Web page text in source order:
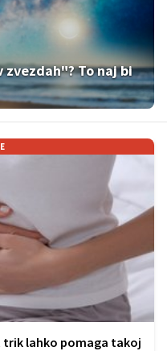
zvezdah"? To naj bi
trik lahko pomaga takoj